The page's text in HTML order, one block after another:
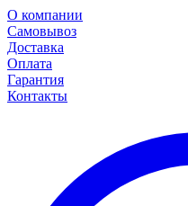
О компании
Самовывоз
Доставка
Оплата
Гарантия
Контакты